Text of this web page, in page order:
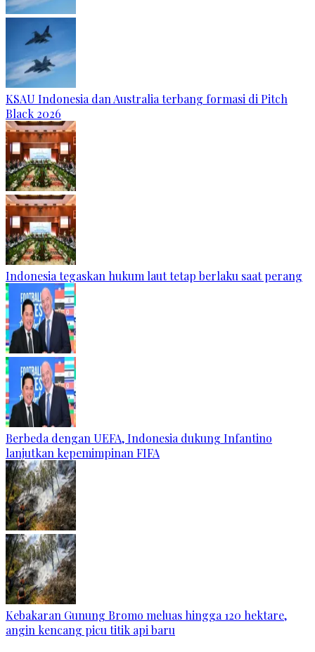
KSAU Indonesia dan Australia terbang formasi di Pitch
Black 2026
Indonesia tegaskan hukum laut tetap berlaku saat perang
Berbeda dengan UEFA, Indonesia dukung Infantino
lanjutkan kepemimpinan FIFA
Kebakaran Gunung Bromo meluas hingga 120 hektare,
angin kencang picu titik api baru